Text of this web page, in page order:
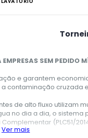
SEM PEDIDO
e garantem
contaminação cruzada
de alto fluxo utilizam
no dia a dia, o sistema
(PLC51/
Ver mais